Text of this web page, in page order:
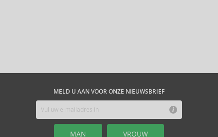
Egalisatie- Egaliseert de huidtint voor een natuurlijke
uitstraling.
MELD U AAN VOOR ONZE NIEUWSBRIEF
MAN VROUW